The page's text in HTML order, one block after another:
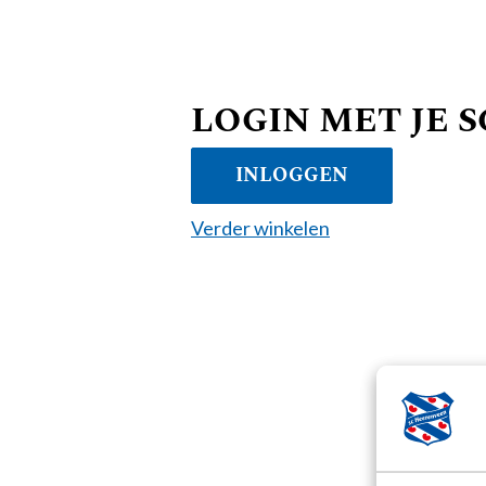
LOGIN MET JE
INLOGGEN
Verder winkelen